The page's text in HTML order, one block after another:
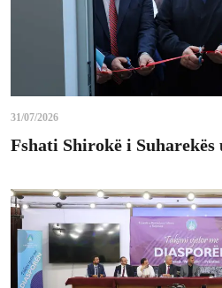
31/07/2026
Fshati Shirokë i Suharekës